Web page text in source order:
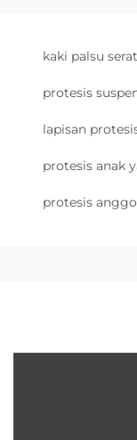
kaki palsu
protesis
lapisan
protesis anak
protesis